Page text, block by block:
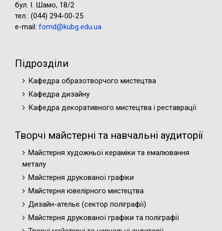
бул. І. Шамо, 18/2
тел.: (044) 294-00-25
e-mail: fomd@kubg.edu.ua
Підрозділи
Кафедра образотворчого мистецтва
Кафедра дизайну
Кафедра декоративного мистецтва і реставрації
Творчі майстерні та навчальні аудиторії
Майстерня художньої кераміки та емалювання
металу
Майстерня друкованої графіки
Майстерня ювелірного мистецтва
Дизайн-ательє (cектор поліграфії)
Майстерня друкованої графіки та поліграфії